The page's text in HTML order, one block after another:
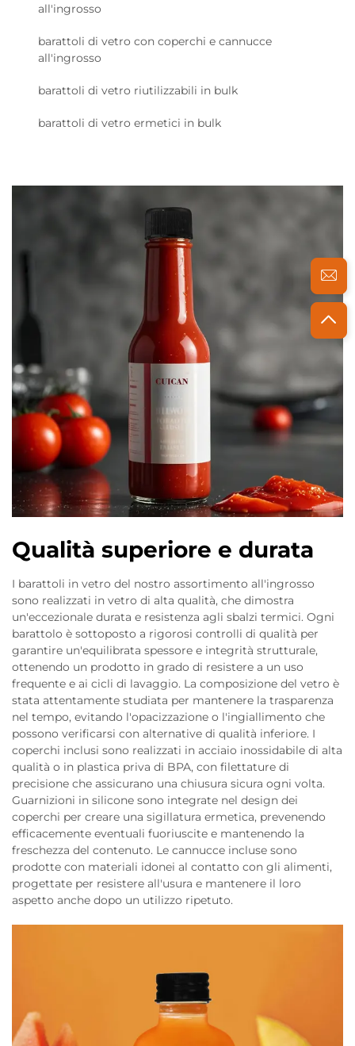
all'ingrosso
barattoli di vetro con coperchi e cannucce
all'ingrosso
barattoli di vetro riutilizzabili in bulk
barattoli di vetro ermetici in bulk
Qualità superiore e durata
I barattoli in vetro del nostro assortimento all'ingrosso
sono realizzati in vetro di alta qualità, che dimostra
un'eccezionale durata e resistenza agli sbalzi termici. Ogni
barattolo è sottoposto a rigorosi controlli di qualità per
garantire un'equilibrata spessore e integrità strutturale,
ottenendo un prodotto in grado di resistere a un uso
frequente e ai cicli di lavaggio. La composizione del vetro è
stata attentamente studiata per mantenere la trasparenza
nel tempo, evitando l'opacizzazione o l'ingiallimento che
possono verificarsi con alternative di qualità inferiore. I
coperchi inclusi sono realizzati in acciaio inossidabile di alta
qualità o in plastica priva di BPA, con filettature di
precisione che assicurano una chiusura sicura ogni volta.
Guarnizioni in silicone sono integrate nel design dei
coperchi per creare una sigillatura ermetica, prevenendo
efficacemente eventuali fuoriuscite e mantenendo la
freschezza del contenuto. Le cannucce incluse sono
prodotte con materiali idonei al contatto con gli alimenti,
progettate per resistere all'usura e mantenere il loro
aspetto anche dopo un utilizzo ripetuto.